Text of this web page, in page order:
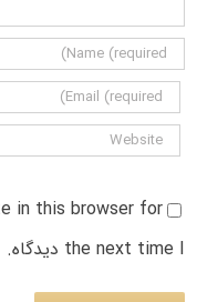
in this browser for
the next time I دیدگاه.